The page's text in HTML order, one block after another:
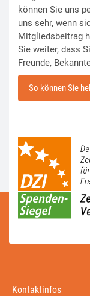
können Sie uns
uns sehr, wenn
Mitgliedsbeitrag
Sie weiter, dass
Freunde,
So können Sie
Kontaktinfos